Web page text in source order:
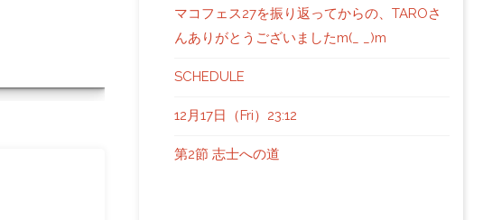
マコフェス27を振り返ってからの、TAROさ
んありがとうございましたm(_ _)m
SCHEDULE
12月17日（Fri）23:12
第2節 志士への道